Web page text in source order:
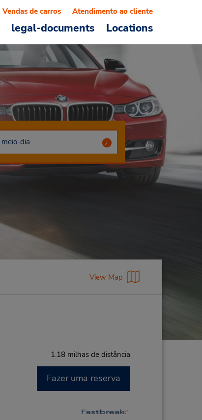
legal-documents Locations
Vendas de carros Atendimento ao cliente
View Map
1.18 milhas de distância
Fazer uma reserva